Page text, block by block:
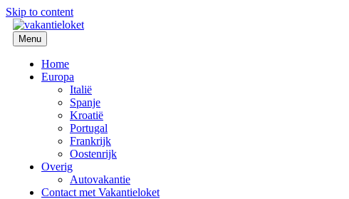
Skip to content
Vakantieloket
Menu
Home
Europa
Italië
Spanje
Kroatië
Portugal
Frankrijk
Oostenrijk
Overig
Autovakantie
Contact met Vakantieloket